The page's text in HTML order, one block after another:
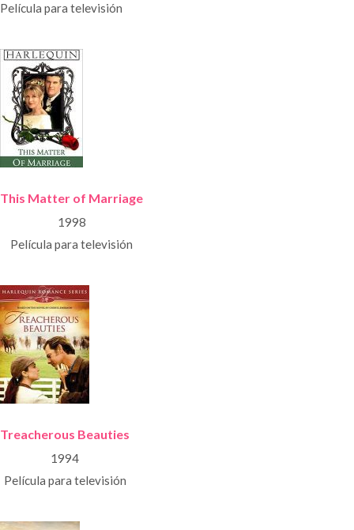
Película para televisión
This Matter of Marriage
1998
Película para televisión
Treacherous Beauties
1994
Película para televisión